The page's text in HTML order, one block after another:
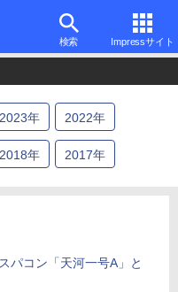
検索 Impressサイト
2023年 2022年
2018年 2017年
パコン「天河一号A」と